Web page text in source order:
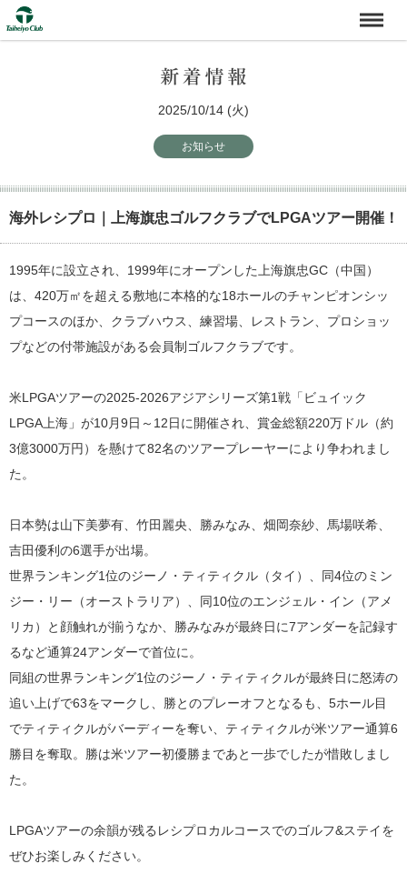
2025/10/14 (火)
お知らせ
海外レシプロ｜上海旗忠ゴルフクラブでLPGAツアー開催！
1995年に設立され、1999年にオープンした上海旗忠GC（中国）
は、420万㎡を超える敷地に本格的な18ホールのチャンピオンシッ
プコースのほか、クラブハウス、練習場、レストラン、プロショッ
プなどの付帯施設がある会員制ゴルフクラブです。
米LPGAツアーの2025-2026アジアシリーズ第1戦「ビュイック
LPGA上海」が10月9日～12日に開催され、賞金総額220万ドル（約
3億3000万円）を懸けて82名のツアープレーヤーにより争われまし
た。
日本勢は山下美夢有、竹田麗央、勝みなみ、畑岡奈紗、馬場咲希、
吉田優利の6選手が出場。
世界ランキング1位のジーノ・ティティクル（タイ）、同4位のミン
ジー・リー（オーストラリア）、同10位のエンジェル・イン（アメ
リカ）と顔触れが揃うなか、勝みなみが最終日に7アンダーを記録す
るなど通算24アンダーで首位に。
同組の世界ランキング1位のジーノ・ティティクルが最終日に怒涛の
追い上げで63をマークし、勝とのプレーオフとなるも、5ホール目
でティティクルがバーディーを奪い、ティティクルが米ツアー通算6
勝目を奪取。勝は米ツアー初優勝まであと一歩でしたが惜敗しまし
た。
LPGAツアーの余韻が残るレシプロカルコースでのゴルフ&ステイを
ぜひお楽しみください。